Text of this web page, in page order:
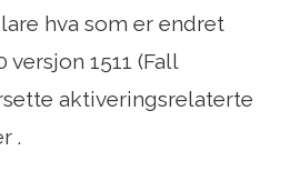
hva som er endret
1511 (Fall
aktiveringsrelaterte
.